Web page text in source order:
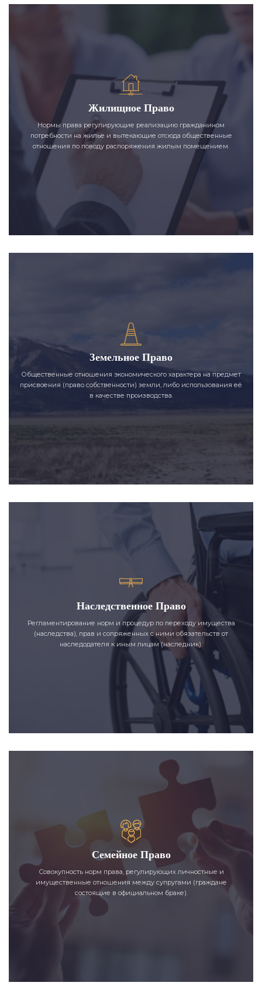
Жилищное Право
Нормы права регулирующие реализацию гражданином
потребности на жилье и вытекающие отсюда общественные
отношения по поводу распоряжения жилым помещением.
Земельное Право
Общественные отношения экономического характера на предмет
присвоения (право собственности) земли, либо использования её
в качестве производства.
Наследственное Право
Регламентирование норм и процедур по переходу имущества
(наследства), прав и сопряженных с ними обязательств от
наследодателя к иным лицам (наследник).
Семейное Право
Совокупность норм права, регулирующих личностные и
имущественные отношения между супругами (граждане
состоящие в официальном браке).